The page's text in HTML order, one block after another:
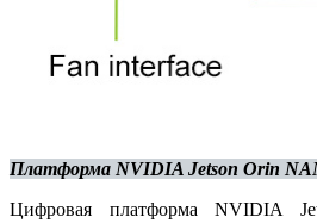
Платформа NVIDIA Jetson Orin
Цифровая платформа NVIDIA